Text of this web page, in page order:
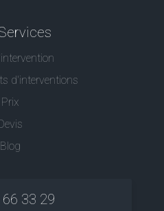
d'interventions
Prix
Blog
33 29